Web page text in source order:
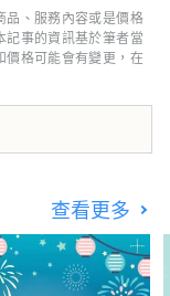
日本料理口味的調
造中發揮著至關
樞紐。得天獨厚
發酵食品文化。
，風景優美，自
品、服務內容或是價格
記事的資訊基於筆者當
價格可能會有變更，在
查看更多